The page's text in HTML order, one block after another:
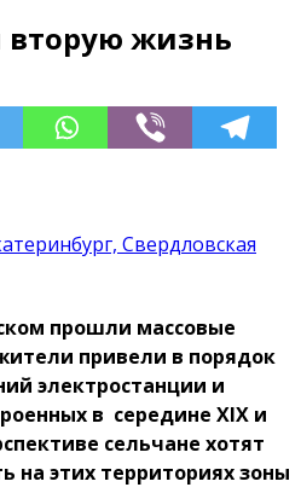
жизнь
Свердловская
прошли массовые
привели в порядок
электростанции и
в середине XIX и
сельчане хотят
на этих территориях зоны